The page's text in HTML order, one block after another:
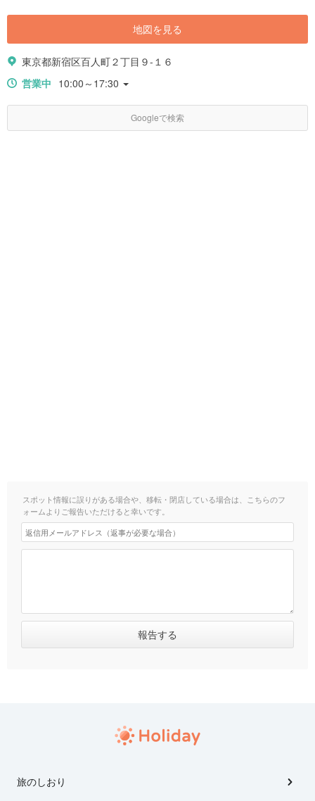
地図を見る
東京都新宿区百人町２丁目９-１６
営業中 10:00～17:30
Googleで検索
スポット情報に誤りがある場合や、移転・閉店している場合は、こちらのフ
ォームよりご報告いただけると幸いです。
旅のしおり